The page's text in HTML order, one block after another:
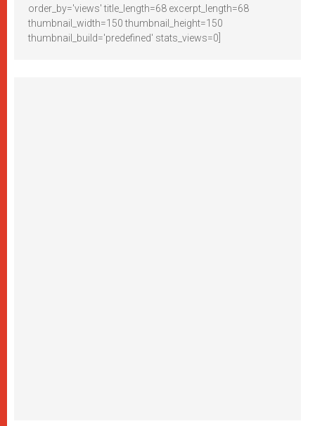
order_by='views' title_length=68 excerpt_length=68
thumbnail_width=150 thumbnail_height=150
thumbnail_build='predefined' stats_views=0]